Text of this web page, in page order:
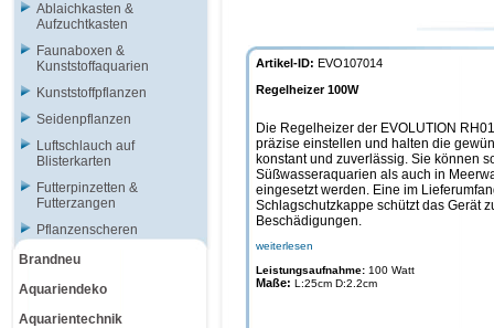
Artikel-ID: EVO107014
Regelheizer 100W
Die Regelheizer der EVOLUTION
präzise einstellen und halten die
konstant und zuverlässig. Sie können
Süßwasseraquarien als auch in
eingesetzt werden. Eine im
Schlagschutzkappe schützt das Gerät
Beschädigungen.
weiterlesen
Leistungsaufnahme: 100 Watt
Maße: L:25cm D:2.2cm
Ablaichkasten &
Aufzuchtkasten
Faunaboxen &
Kunststoffaquarien
Kunststoffpflanzen
Seidenpflanzen
Luftschlauch auf
Blisterkarten
Futterpinzetten &
Futterzangen
Pflanzenscheren
Brandneu
Aquariendeko
Aquarientechnik